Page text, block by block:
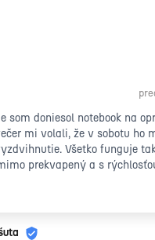
som doniesol notebook na
mi volali, že v sobotu ho
Všetko funguje
prekvapený a s
ľudským prístupom
odporúčam každému ďalej!